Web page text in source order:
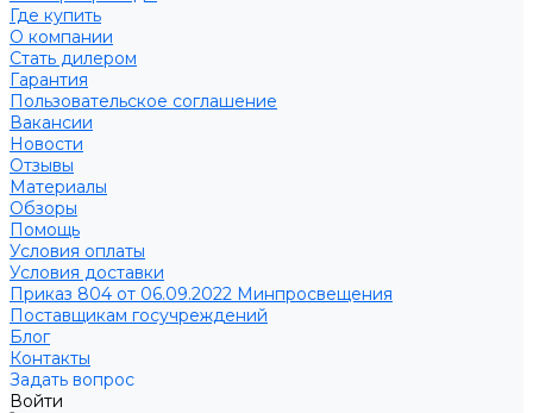
Где купить
О компании
Стать дилером
Гарантия
Пользовательское соглашение
Вакансии
Новости
Отзывы
Материалы
Обзоры
Помощь
Условия оплаты
Условия доставки
Приказ 804 от 06.09.2022 Минпросвещения
Поставщикам госучреждений
Блог
Контакты
Задать вопрос
Войти